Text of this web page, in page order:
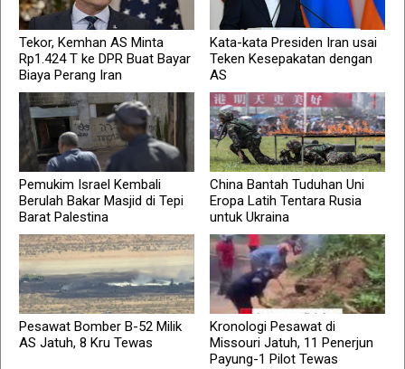
Tekor, Kemhan AS Minta
Rp1.424 T ke DPR Buat Bayar
Biaya Perang Iran
Kata-kata Presiden Iran usai
Teken Kesepakatan dengan
AS
Pemukim Israel Kembali
Berulah Bakar Masjid di Tepi
Barat Palestina
China Bantah Tuduhan Uni
Eropa Latih Tentara Rusia
untuk Ukraina
Pesawat Bomber B-52 Milik
AS Jatuh, 8 Kru Tewas
Kronologi Pesawat di
Missouri Jatuh, 11 Penerjun
Payung-1 Pilot Tewas